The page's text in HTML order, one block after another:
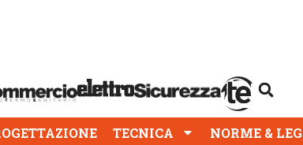
TECNICA NORME &